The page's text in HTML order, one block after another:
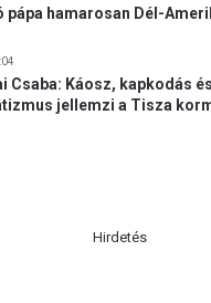
pápa hamarosan Dél-
Csaba: Káosz, kapkodás és
jellemzi a Tisza
Hirdetés